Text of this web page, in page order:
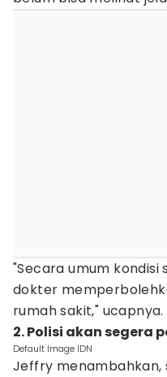
"Secara umum kondisi
dokter
rumah sakit," ucapnya.
2. Polisi akan segera
Default Image IDN
Jeffry